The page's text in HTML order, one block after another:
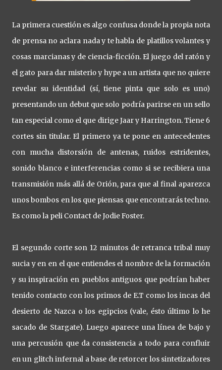
La primera cuestión es algo confusa donde la propia nota
de prensa no aclara nada y te habla de platillos volantes y
cosas marcianas y de ciencia-ficción. El juego del ratón y
el gato para dar misterio y hype a un artista que no quiere
revelar su identidad (sí, tiene pinta que solo es uno)
presentando un debut que solo podría parirse en un sello
tan especial como el que dirige Jaar y Harrington. Tiene 6
cortes sin titular. El primero ya te pone en antecedentes
con mucha distorsión de antenas, ruidos estridentes,
sonido blanco e interferencias como si se recibiera una
transmisión más allá de Orión, para que al final aparezca
unos bombos en los que piensas que encontrarás techno.
Es como la peli Contact de Jodie Foster.
El segundo corte son 12 minutos de retranca tribal muy
sucia y en en el que entiendes el nombre de la formación
y su inspiración en pueblos antiguos que podrían haber
tenido contacto con los primos de E.T como los incas del
desierto de Nazca o los egipcios (vale, ésto último lo he
sacado de Stargate). Luego aparece una línea de bajo y
una percusión que da consistencia a todo para confluir
en un glitch infernal a base de retorcer los sintetizadores